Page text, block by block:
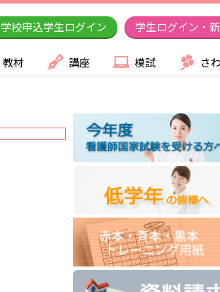
学校申込学生ログイン 学生ログイン・
教材 講座 模試 さ